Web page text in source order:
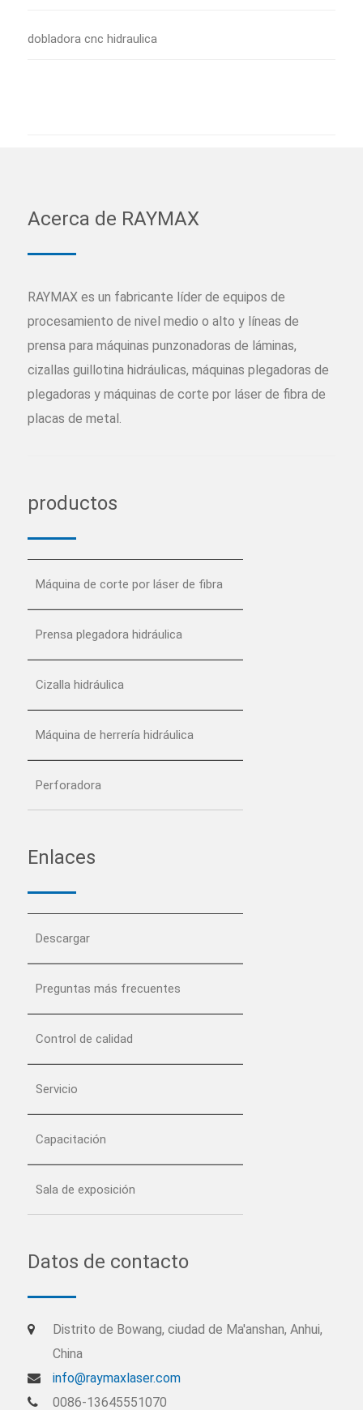
dobladora cnc hidraulica
Acerca de RAYMAX
RAYMAX es un fabricante líder de equipos de
procesamiento de nivel medio o alto y líneas de
prensa para máquinas punzonadoras de láminas,
cizallas guillotina hidráulicas, máquinas plegadoras de
plegadoras y máquinas de corte por láser de fibra de
placas de metal.
productos
Máquina de corte por láser de fibra
Prensa plegadora hidráulica
Cizalla hidráulica
Máquina de herrería hidráulica
Perforadora
Enlaces
Descargar
Preguntas más frecuentes
Control de calidad
Servicio
Capacitación
Sala de exposición
Datos de contacto
Distrito de Bowang, ciudad de Ma'anshan, Anhui,
China
info@raymaxlaser.com
0086-13645551070